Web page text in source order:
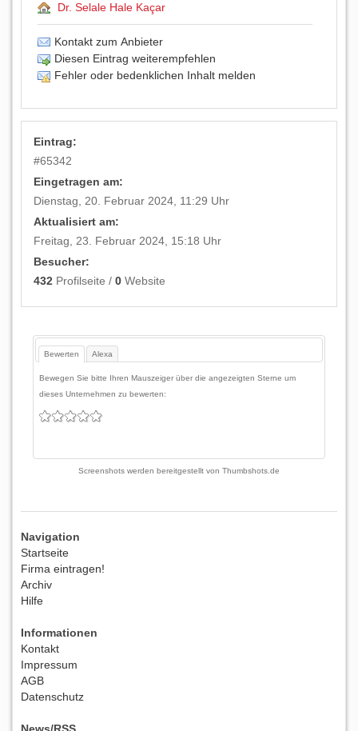
Dr. Selale Hale Kaçar
Kontakt zum Anbieter
Diesen Eintrag weiterempfehlen
Fehler oder bedenklichen Inhalt melden
Eintrag:
#65342
Eingetragen am:
Dienstag, 20. Februar 2024, 11:29 Uhr
Aktualisiert am:
Freitag, 23. Februar 2024, 15:18 Uhr
Besucher:
432 Profilseite /0 Website
Bewerten Alexa
Bewegen Sie bitte Ihren Mauszeiger über die angezeigten Sterne um
dieses Unternehmen zu bewerten:
Screenshots werden bereitgestellt von Thumbshots.de
Navigation
Startseite
Firma eintragen!
Archiv
Hilfe
Informationen
Kontakt
Impressum
AGB
Datenschutz